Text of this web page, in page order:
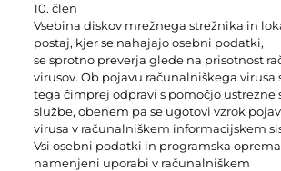
10. člen
Vsebina diskov mrežnega strežnika in
postaj, kjer se nahajajo osebni podatki,
se sprotno preverja glede na prisotnost
virusov. Ob pojavu računalniškega virusa
tega čimprej odpravi s pomočjo ustrezne
službe, obenem pa se ugotovi vzrok
virusa v računalniškem informacijskem
Vsi osebni podatki in programska
namenjeni uporabi v računalniškem